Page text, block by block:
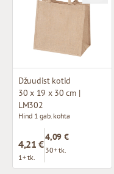
Džuudist kotid
30 x 19 x 30 cm |
LM302
Hind 1 gab. kohta
4,21 €
1+ tk.
4,09 €
30+ tk.